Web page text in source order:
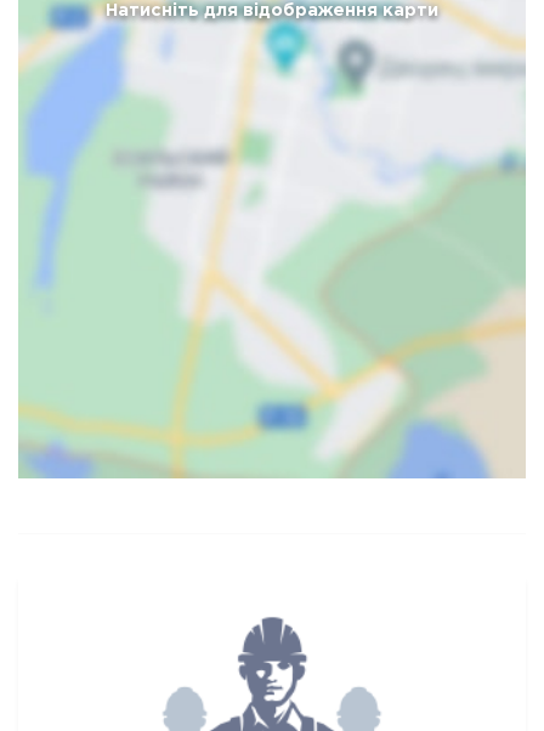
Натисніть для відображення карти